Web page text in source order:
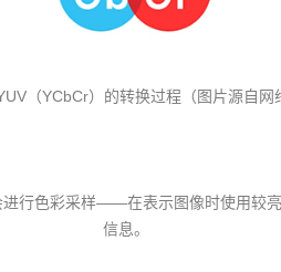
（YCbCr）的转换过程（图片源自网
行色彩采样——在表示图像时使用较
信息。